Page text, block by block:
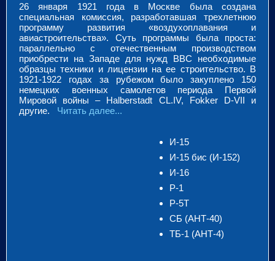
26 января 1921 года в Москве была создана
специальная комиссия, разработавшая трехлетнюю
программу развития «воздухоплавания и
авиастроительства». Суть программы была проста:
параллельно с отечественным производством
приобрести на Западе для нужд ВВС необходимые
образцы техники и лицензии на ее строительство. В
1921-1922 годах за рубежом было закуплено 150
немецких военных самолетов периода Первой
Мировой войны – Halberstadt CL.IV, Fokker D-VII и
другие. Читать далее...
И-15
И-15 бис (И-152)
И-16
Р-1
Р-5Т
СБ (АНТ-40)
ТБ-1 (АНТ-4)